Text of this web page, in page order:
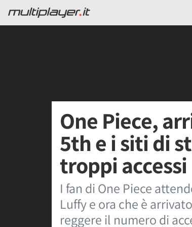
One Piece,
5th e i siti di
troppi accessi
I fan di One Piece
Luffy e ora che è
reggere il numero di